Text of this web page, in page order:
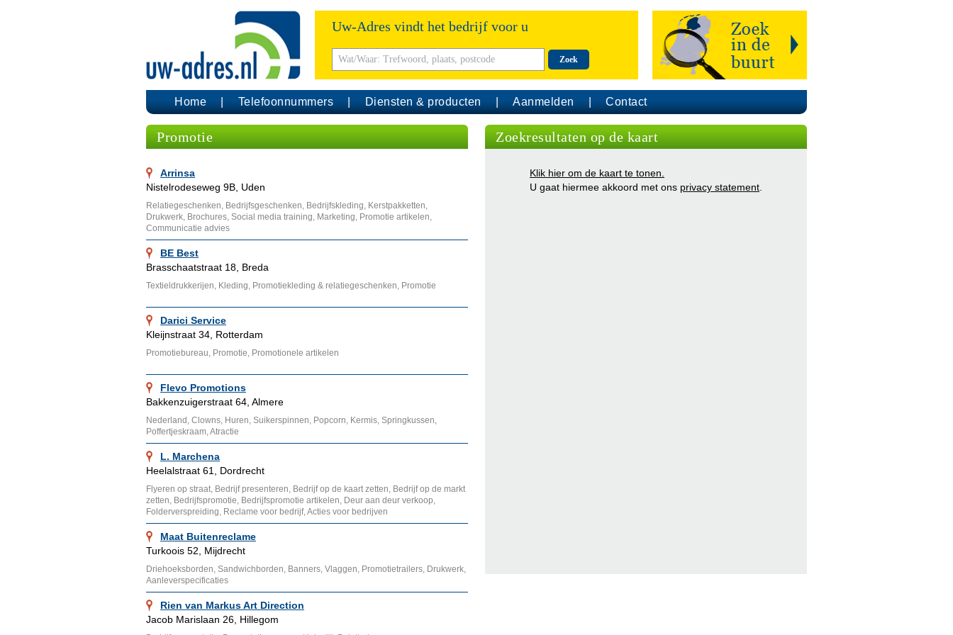
Uw-Adres vindt het bedrijf voor u
Zoek
Home Telefoonnummers Diensten & producten Aanmelden Contact
Promotie
Arrinsa
Nistelrodeseweg 9B, Uden
Relatiegeschenken, Bedrijfsgeschenken, Bedrijfskleding, Kerstpakketten,
Drukwerk, Brochures, Social media training, Marketing, Promotie artikelen,
Communicatie advies
BE Best
Brasschaatstraat 18, Breda
Textieldrukkerijen, Kleding, Promotiekleding & relatiegeschenken, Promotie
Darici Service
Kleijnstraat 34, Rotterdam
Promotiebureau, Promotie, Promotionele artikelen
Flevo Promotions
Bakkenzuigerstraat 64, Almere
Nederland, Clowns, Huren, Suikerspinnen, Popcorn, Kermis, Springkussen,
Poffertjeskraam, Atractie
L. Marchena
Heelalstraat 61, Dordrecht
Flyeren op straat, Bedrijf presenteren, Bedrijf op de kaart zetten, Bedrijf op de markt
zetten, Bedrijfspromotie, Bedrijfspromotie artikelen, Deur aan deur verkoop,
Folderverspreiding, Reclame voor bedrijf, Acties voor bedrijven
Maat Buitenreclame
Turkoois 52, Mijdrecht
Driehoeksborden, Sandwichborden, Banners, Vlaggen, Promotietrailers, Drukwerk,
Aanleverspecificaties
Rien van Markus Art Direction
Jacob Marislaan 26, Hillegom
Zoekresultaten op de kaart
Klik hier om de kaart te tonen.
U gaat hiermee akkoord met ons privacy statement